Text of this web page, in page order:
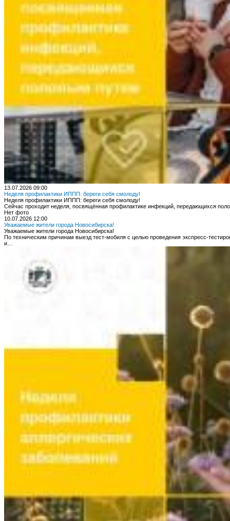
13.07.2026 09:00
Неделя профилактики ИППП: береги себя смолоду!
Неделя профилактики ИППП: береги себя смолоду!
Сейчас проходит неделя, посвящённая профилактике инфекций, передающихся
Нет фото
10.07.2026 12:00
Уважаемые жители города Новосибирска!
Уважаемые жители города Новосибирска!
По техническим причинам выезд тест-мобиля с целью проведения экспресс-
и…